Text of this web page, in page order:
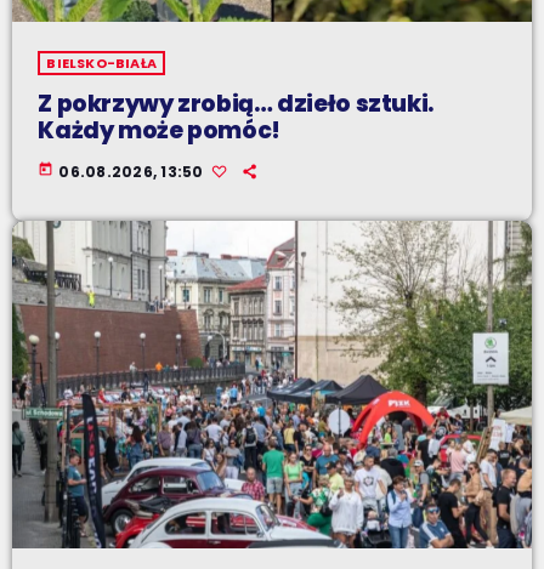
BIELSKO-BIAŁA
Z pokrzywy zrobią… dzieło sztuki.
Każdy może pomóc!
today 06.08.2026, 13:50